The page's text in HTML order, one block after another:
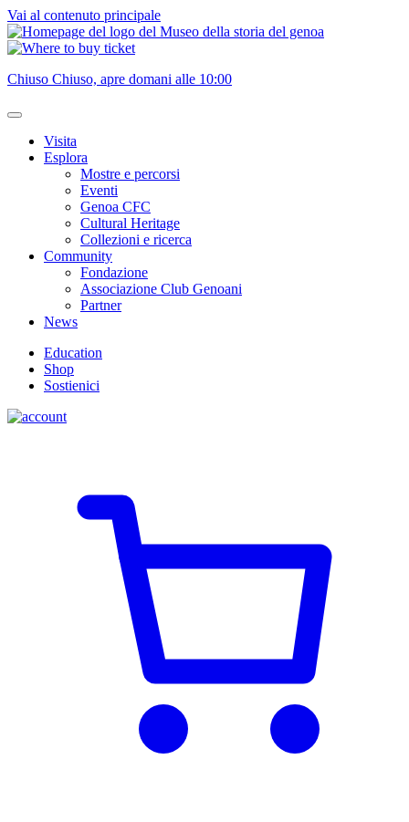
Vai al contenuto principale
Chiuso Chiuso, apre domani alle 10:00
Visita
Esplora
Mostre e percorsi
Eventi
Genoa CFC
Cultural Heritage
Collezioni e ricerca
Community
Fondazione
Associazione Club Genoani
Partner
News
Education
Shop
Sostienici